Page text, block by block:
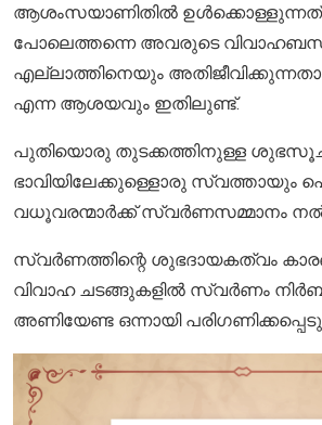
ആശംസയാണിതിൽ
പോലെത്തന്നെ അവരുടെ
എല്ലാത്തിനെയും
എന്ന ആശയവും ഇതിലുണ്ട്.
പുതിയൊരു തുടക്കത്തിനുള്ള
ഭാവിയിലേക്കുള്ളൊരു സ്വത്തായും
വധൂവരന്മാർക്ക് സ്വർണസമ്മാനം
സ്വർണത്തിന്റെ ശുഭദായകത്വം
വിവാഹ ചടങ്ങുകളിൽ സ്വർണം
അണിയേണ്ട ഒന്നായി